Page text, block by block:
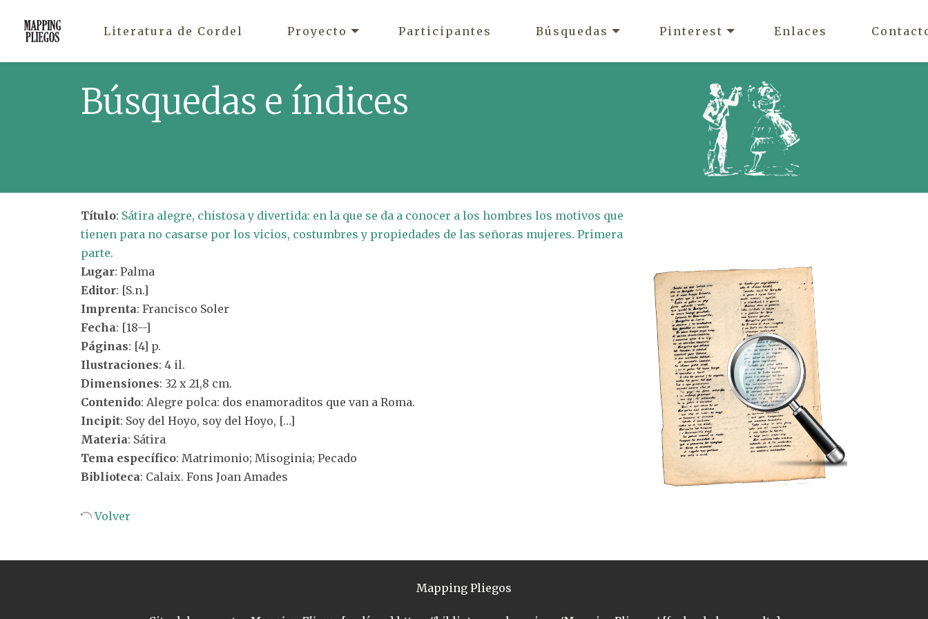
Literatura de Cordel Proyecto Participantes Búsquedas Pinterest Enlaces
Búsquedas e índices
Título: Sátira alegre, chistosa y divertida: en la que se da a conocer a los hombres los motivos que
tienen para no casarse por los vicios, costumbres y propiedades de las señoras mujeres. Primera
parte.
Lugar: Palma
Editor: [S.n.]
Imprenta: Francisco Soler
Fecha: [18--]
Páginas: [4] p.
Ilustraciones: 4 il.
Dimensiones: 32 x 21,8 cm.
Contenido: Alegre polca: dos enamoraditos que van a Roma.
Incipit: Soy del Hoyo, soy del Hoyo, […]
Materia: Sátira
Tema específico: Matrimonio; Misoginia; Pecado
Biblioteca: Calaix. Fons Joan Amades
Volver
Mapping Pliegos